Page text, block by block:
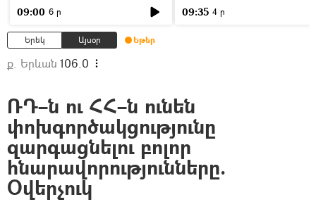
09:00 6 ր 09:35 4 ր
Երեկ Այսօր Եթեր
ք. Երևան 106.0
ՌԴ–ն ու ՀՀ–ն ունեն
փոխգործակցությունը
զարգացնելու բոլոր
հնարավորությունները.
Օվերչուկ